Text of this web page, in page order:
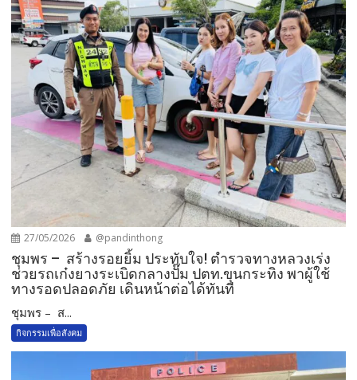
27/05/2026 @pandinthong
ชุมพร – สร้างรอยยิ้ม ประทับใจ! ตำรวจทางหลวงเร่ง
ช่วยรถเก๋งยางระเบิดกลางปั๊ม ปตท.ขุนกระทิง พาผู้ใช้
ทางรอดปลอดภัย เดินหน้าต่อได้ทันที
ชุมพร – ส...
กิจกรรมเพื่อสังคม